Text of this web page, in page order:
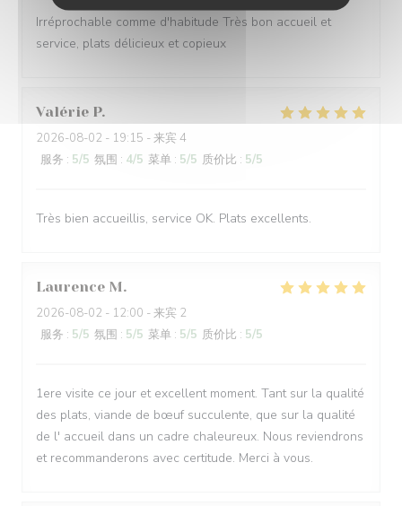
Irréprochable comme d'habitude Très bon accueil et
service, plats délicieux et copieux
Valérie P
2026-08-02 - 19:15 - 来宾 4
服务 : 5/5 氛围 : 4/5 菜单 : 5/5 质价比 : 5/5
Très bien accueillis, service OK. Plats excellents.
Laurence M
2026-08-02 - 12:00 - 来宾 2
服务 : 5/5 氛围 : 5/5 菜单 : 5/5 质价比 : 5/5
1ere visite ce jour et excellent moment. Tant sur la qualité
des plats, viande de bœuf succulente, que sur la qualité
de l' accueil dans un cadre chaleureux. Nous reviendrons
et recommanderons avec certitude. Merci à vous.